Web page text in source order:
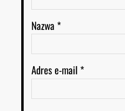
Nazwa *
Adres e-mail *